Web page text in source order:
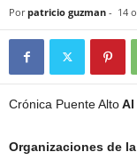
Por patricio guzman - 14
Crónica Puente AltoAl
Organizaciones de